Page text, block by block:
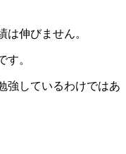
は伸びません。
す。
強しているわけではあ